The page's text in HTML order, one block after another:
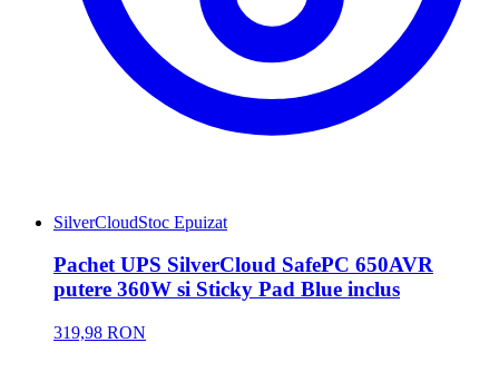
SilverCloudStoc Epuizat
Pachet UPS SilverCloud SafePC 650AVR
putere 360W si Sticky Pad Blue inclus
319,98 RON